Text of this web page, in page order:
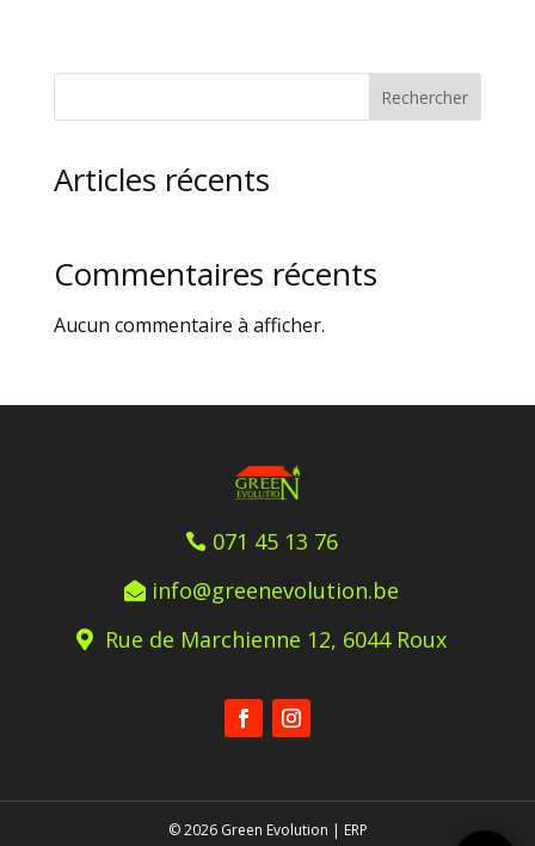
Rechercher
Articles récents
Commentaires récents
Aucun commentaire à afficher.
071 45 13 76
info@greenevolution.be
Rue de Marchienne 12, 6044 Roux
© 2026 Green Evolution | ERP